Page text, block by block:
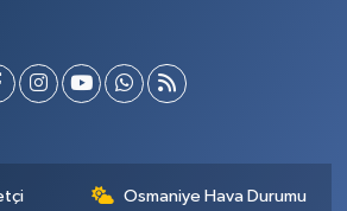
Osmaniye Hava Durumu